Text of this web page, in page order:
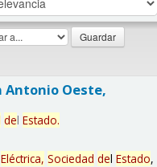
Antonio Oeste,
del Estado.
Eléctrica, Sociedad del Estado,